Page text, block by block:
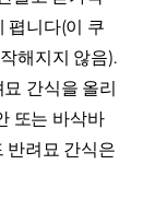
폅니다(이 쿠
해지지 않음).
간식을 올리
또는 바삭바
반려묘 간식은